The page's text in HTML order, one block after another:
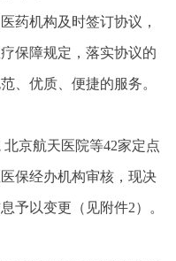
药机构及时签订协议，
保障规定，落实协议的
、优质、便捷的服务。
京航天医院等42家定点
保经办机构审核，现决
予以变更（见附件2）。